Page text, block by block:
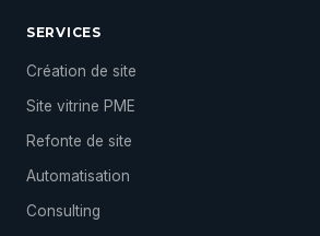
SERVICES
Création de site
Site vitrine PME
Refonte de site
Automatisation
Consulting